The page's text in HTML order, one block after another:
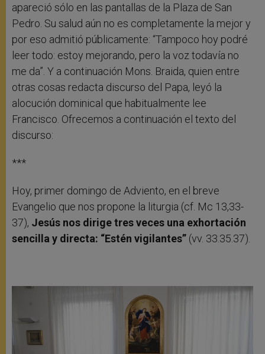
apareció sólo en las pantallas de la Plaza de San
Pedro. Su salud aún no es completamente la mejor y
por eso admitió públicamente: “Tampoco hoy podré
leer todo: estoy mejorando, pero la voz todavía no
me da”. Y a continuación Mons. Braida, quien entre
otras cosas redacta discurso del Papa, leyó la
alocución dominical que habitualmente lee
Francisco. Ofrecemos a continuación el texto del
discurso:
***
Hoy, primer domingo de Adviento, en el breve
Evangelio que nos propone la liturgia (cf. Mc 13,33-
37), Jesús nos dirige tres veces una exhortación
sencilla y directa: “Estén vigilantes” (vv. 33.35.37).